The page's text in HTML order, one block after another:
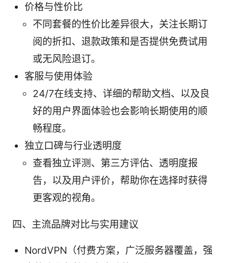
价格与性价比
不同套餐的性价比差异很大，关注长期订
阅的折扣、退款政策和是否提供免费试用
或无风险退订。
客服与使用体验
24/7在线支持、详细的帮助文档、以及良
好的用户界面体验也会影响长期使用的顺
畅程度。
独立口碑与行业透明度
查看独立评测、第三方评估、透明度报
告，以及用户评价，帮助你在选择时获得
更客观的视角。
四、主流品牌对比与实用建议
NordVPN（付费方案，广泛服务器覆盖，强